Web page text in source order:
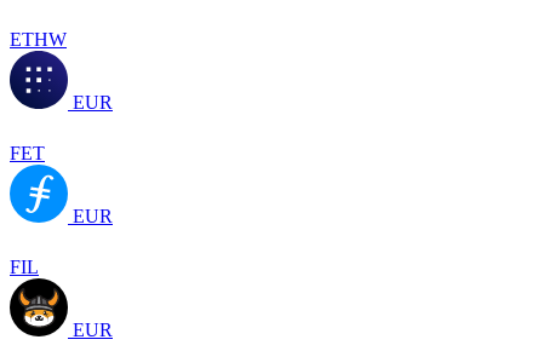
ETHW
EUR
FET
EUR
FIL
EUR